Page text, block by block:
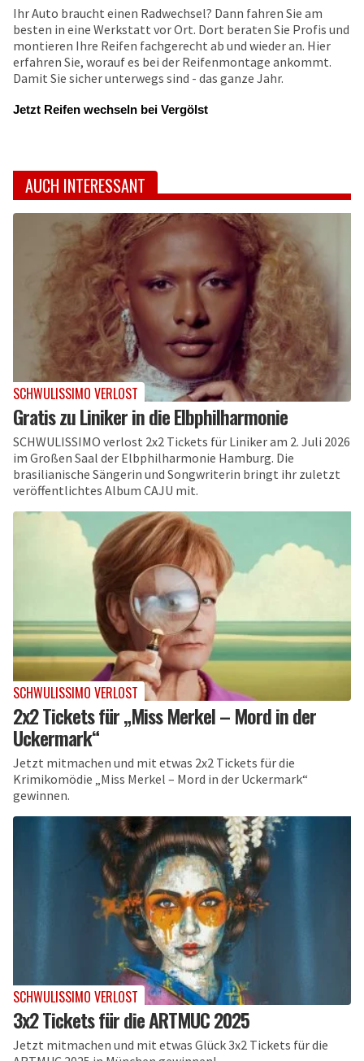
Ihr Auto braucht einen Radwechsel? Dann fahren Sie am
besten in eine Werkstatt vor Ort. Dort beraten Sie Profis und
montieren Ihre Reifen fachgerecht ab und wieder an. Hier
erfahren Sie, worauf es bei der Reifenmontage ankommt.
Damit Sie sicher unterwegs sind - das ganze Jahr.
Jetzt Reifen wechseln bei Vergölst
AUCH INTERESSANT
SCHWULISSIMO VERLOST
Gratis zu Liniker in die Elbphilharmonie
SCHWULISSIMO verlost 2x2 Tickets für Liniker am 2. Juli 2026
im Großen Saal der Elbphilharmonie Hamburg. Die
brasilianische Sängerin und Songwriterin bringt ihr zuletzt
veröffentlichtes Album CAJU mit.
SCHWULISSIMO VERLOST
2x2 Tickets für „Miss Merkel – Mord in der
Uckermark“
Jetzt mitmachen und mit etwas 2x2 Tickets für die
Krimikomödie „Miss Merkel – Mord in der Uckermark“
gewinnen.
SCHWULISSIMO VERLOST
3x2 Tickets für die ARTMUC 2025
Jetzt mitmachen und mit etwas Glück 3x2 Tickets für die